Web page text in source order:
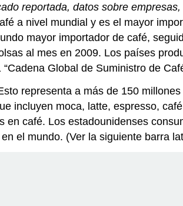
reportada, datos sobre
a nivel mundial y es el mayor
mayor importador de café,
al mes en 2009. Los países
Global de Suministro de
representa a más de 150
incluyen moca, latte, espresso,
café. Los estadounidenses
el mundo. (Ver la siguiente barra